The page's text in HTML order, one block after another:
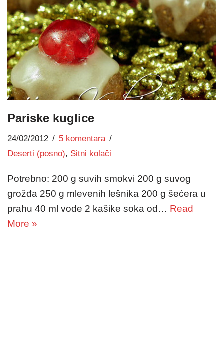
Pariske kuglice
24/02/2012
5 komentara
Deserti (posno), Sitni kolači
Potrebno: 200 g suvih smokvi 200 g suvog
grožđa 250 g mlevenih lešnika 200 g šećera u
prahu 40 ml vode 2 kašike soka od… Read
More »